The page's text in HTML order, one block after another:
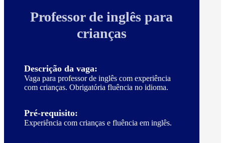
Professor de inglês para
crianças
Descrição da vaga:
Vaga para professor de inglês com experiência
com crianças. Obrigatória fluência no idioma.
Pré-requisito:
Experiência com crianças e fluência em inglês.